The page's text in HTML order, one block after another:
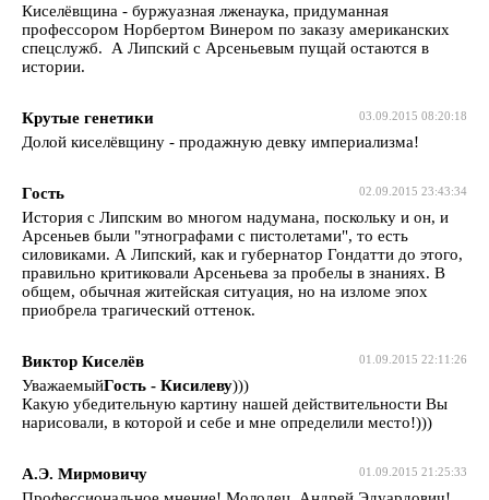
Киселёвщина - буржуазная лженаука, придуманная
профессором Норбертом Винером по заказу американских
спецслужб. А Липский с Арсеньевым пущай остаются в
истории.
03.09.2015 08:20:18
Крутые генетики
Долой киселёвщину - продажную девку империализма!
02.09.2015 23:43:34
Гость
История с Липским во многом надумана, поскольку и он, и
Арсеньев были "этнографами с пистолетами", то есть
силовиками. А Липский, как и губернатор Гондатти до этого,
правильно критиковали Арсеньева за пробелы в знаниях. В
общем, обычная житейская ситуация, но на изломе эпох
приобрела трагический оттенок.
01.09.2015 22:11:26
Виктор Киселёв
УважаемыйГость - Кисилеву)))
Какую убедительную картину нашей действительности Вы
нарисовали, в которой и себе и мне определили место!)))
01.09.2015 21:25:33
А.Э. Мирмовичу